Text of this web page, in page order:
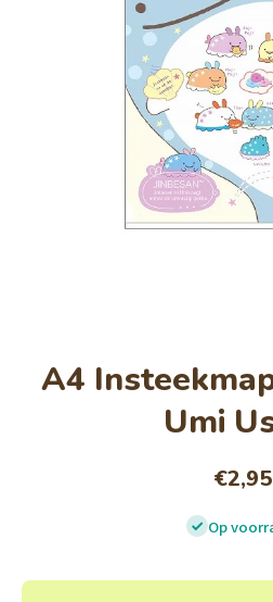
A4
Umi
€2,95
Op